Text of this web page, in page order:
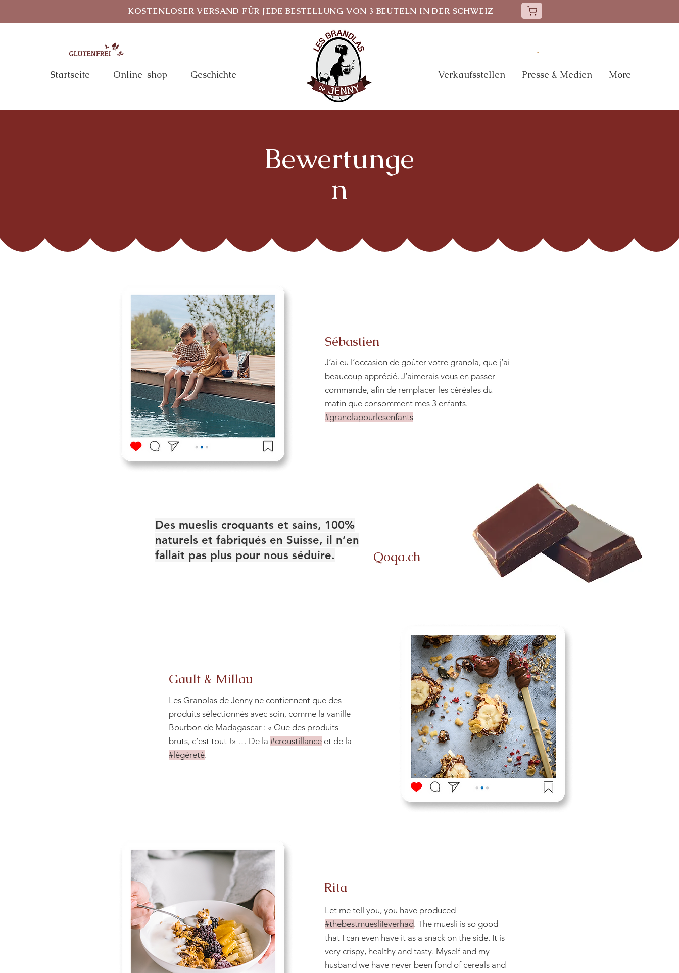
KOSTENLOSER VERSAND FÜR JEDE BESTELLUNG VON 3 BEUTELN IN DER SCHWEIZ
Startseite Online-shop Geschichte Verkaufsstellen Presse & Medien More
Bewertunge
n
Sébastien
J’ai eu l’occasion de goûter votre granola, que j’ai
beaucoup apprécié. J’aimerais vous en passer
commande, afin de remplacer les céréales du
matin que consomment mes 3 enfants.
#granolapourlesenfants
Des mueslis croquants et sains, 100%
naturels et fabriqués en Suisse, il n’en
fallait pas plus pour nous séduire.
Qoqa.ch
Gault & Millau
Les Granolas de Jenny ne contiennent que des
produits sélectionnés avec soin, comme la vanille
Bourbon de Madagascar : « Que des produits
bruts, c’est tout !» … De la #croustillance et de la
#légèreté.
Rita
Let me tell you, you have produced
#thebestmuesliIeverhad. The muesli is so good
that I can even have it as a snack on the side. It is
very crispy, healthy and tasty. Myself and my
husband we have never been fond of cereals and